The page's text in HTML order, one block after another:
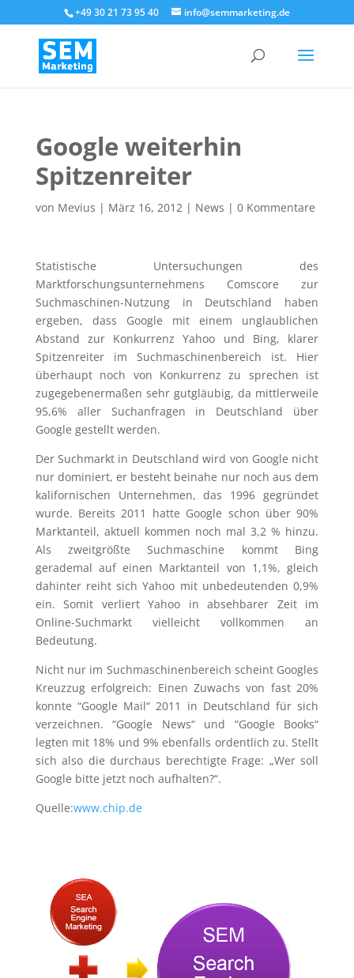
+49 30 21 73 95 40 info@semmarketing.de
Google weiterhin
Spitzenreiter
von Mevius | März 16, 2012| News | 0 Kommentare
Statistische Untersuchungen des
Marktforschungsunternehmens Comscore zur
Suchmaschinen-Nutzung in Deutschland haben
ergeben, dass Google mit einem unglaublichen
Abstand zur Konkurrenz Yahoo und Bing, klarer
Spitzenreiter im Suchmaschinenbereich ist. Hier
überhaupt noch von Konkurrenz zu sprechen ist
zugegebenermaßen sehr gutgläubig, da mittlerweile
95,6% aller Suchanfragen in Deutschland über
Google gestellt werden.
Der Suchmarkt in Deutschland wird von Google nicht
nur dominiert, er besteht beinahe nur noch aus dem
kalifornischen Unternehmen, das 1996 gegründet
wurde. Bereits 2011 hatte Google schon über 90%
Marktanteil, aktuell kommen noch mal 3,2 % hinzu.
Als zweitgrößte Suchmaschine kommt Bing
gerademal auf einen Marktanteil von 1,1%, gleich
dahinter reiht sich Yahoo mit unbedeutenden 0,9%
ein. Somit verliert Yahoo in absehbarer Zeit im
Online-Suchmarkt vielleicht vollkommen an
Bedeutung.
Nicht nur im Suchmaschinenbereich scheint Googles
Kreuzzug erfolgreich: Einen Zuwachs von fast 20%
konnte “Google Mail“ 2011 in Deutschland für sich
verzeichnen. “Google News“ und “Google Books“
legten mit 18% und 9% ebenfalls ordentlich zu. Stellt
sich also die durchaus berechtigte Frage: „Wer soll
Google bitte jetzt noch aufhalten?“.
Quelle:www.chip.de